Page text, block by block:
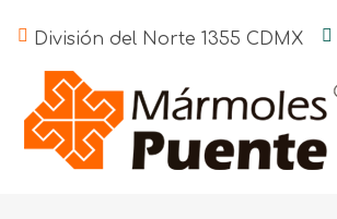
División del Norte 1355 CDMX